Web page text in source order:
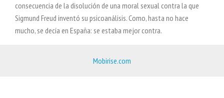
consecuencia de la disolución de una moral sexual contra la que
Sigmund Freud inventó su psicoanálisis. Como, hasta no hace
mucho, se decía en España: se estaba mejor contra.
Mobirise.com